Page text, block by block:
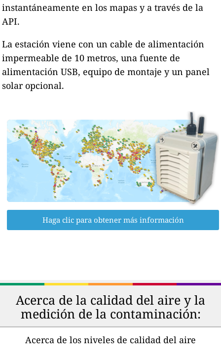
instantáneamente en los mapas y a través de la
API.
La estación viene con un cable de alimentación
impermeable de 10 metros, una fuente de
alimentación USB, equipo de montaje y un panel
solar opcional.
Haga clic para obtener más información
Acerca de la calidad del aire y la
medición de la contaminación:
Acerca de los niveles de calidad del aire